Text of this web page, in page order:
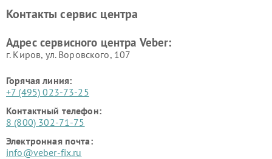
Контакты сервис центра
Адрес сервисного центра Veber:
г. Киров, ул. Воровского, 107
Горячая линия:
+7 (495) 023-73-25
Контактный телефон:
8 (800) 302-71-75
Электронная почта:
info@veber-fix.ru